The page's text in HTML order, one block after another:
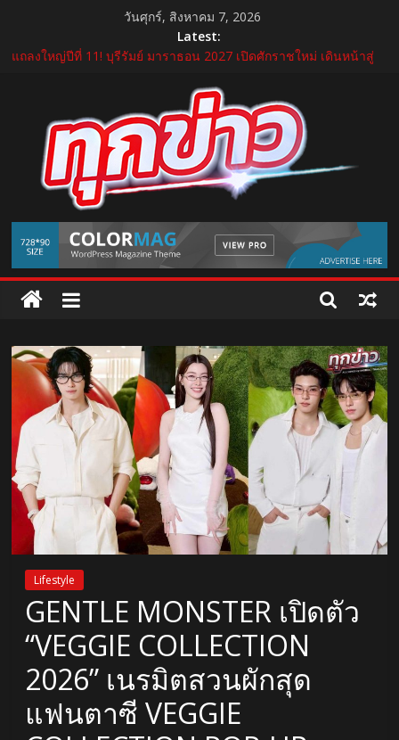
content
วันศุกร์, สิงหาคม 7, 2026
Latest:
“GDH” เปิดโผโปรเจกต์ใหม่ใน “GDH CIRCLES Feel Good โคจร
แถลงใหญ่ปีที่ 11! บุรีรัมย์ มาราธอน 2027 เปิดศักราชใหม่ เดินหน้าสู่
Marathon Destination แห่งเอเชีย
บำรุงราษฎร์ ยกระดับศูนย์เวชศาสตร์การกีฬาและข้อ ดูแลแบบองค์
รวม ตอบรับเทรนด์ Active Lifestyle
บีโอไอผนึกพันธมิตรจัด THECA 2026 เชื่อมห่วงโซ่อิเล็กทรอนิกส์ หนุน
ไทยสู่ฐานผลิตเทคโนโลยีขั้นสูง
กระทรวงคมนาคม เปิดนิทรรศการ “เกษมสุขทุกค่ำเช้า” เฉลิม
พระชนมพรรษา พระบาทสมเด็จพระเจ้าอยู่หัว 28 กรกฎาคม 2569
TukKhao
AllNews
Lifestyle
GENTLE MONSTER เปิดตัว
“VEGGIE COLLECTION
2026” เนรมิตสวนผักสุด
แฟนตาซี VEGGIE